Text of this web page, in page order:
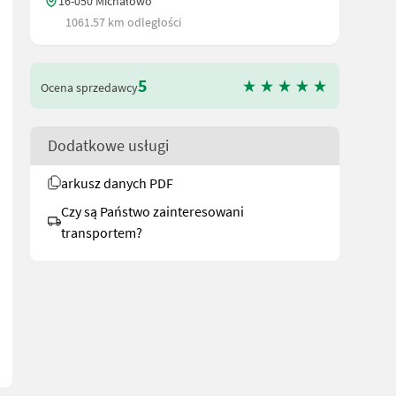
- 2 Walzen == More details (EN) == Metal-Technik Heavy
1061.57 km odległości
Ocena sprzedawcy5
Dodatkowe usługi
arkusz danych PDF
Czy są Państwo zainteresowani
transportem?